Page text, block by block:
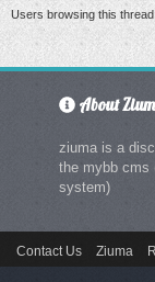
Users browsing this
About
ziuma is a
the mybb cms
system)
Contact Us Ziuma